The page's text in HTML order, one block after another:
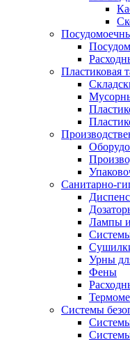
Пластиковая
Санитарно-
Лампы
Урны
Фены
Системы